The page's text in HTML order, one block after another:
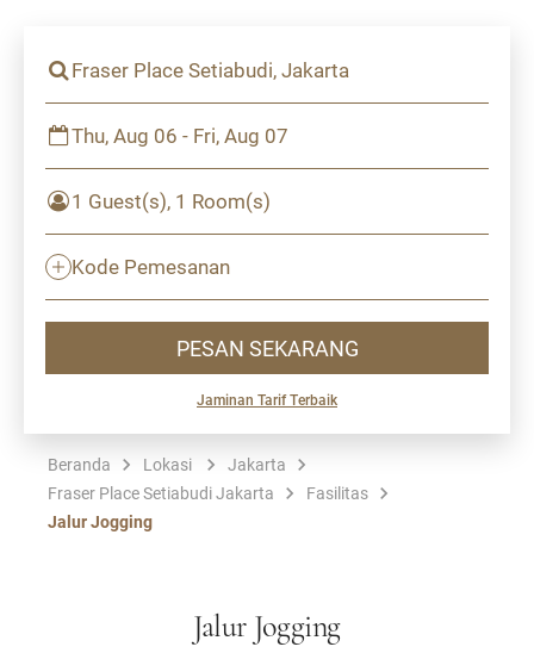
Fraser Place Setiabudi, Jakarta
Thu, Aug 06 - Fri, Aug 07
1 Guest(s), 1 Room(s)
Kode Pemesanan
PESAN SEKARANG
Jaminan Tarif Terbaik
Beranda Lokasi
Jakarta
Fraser Place Setiabudi Jakarta
Fasilitas
Jalur Jogging
Jalur Jogging